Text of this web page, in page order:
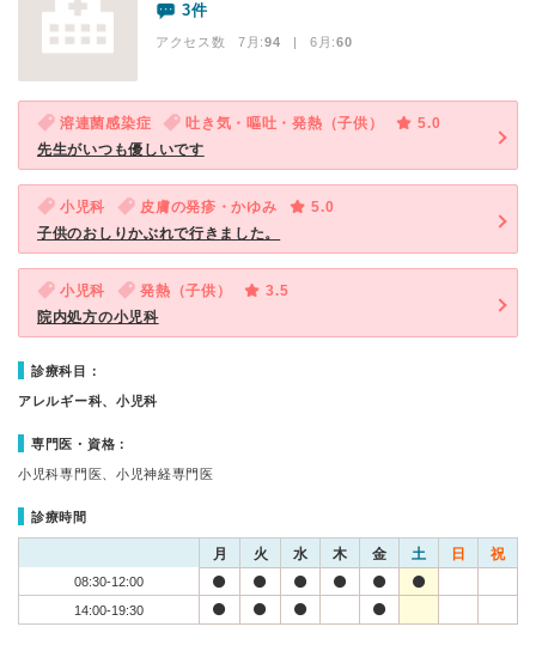
3件
アクセス数 7月:94 | 6月:60
溶連菌感染症 吐き気・嘔吐・発熱（子供）
5.0
先生がいつも優しいです
小児科 皮膚の発疹・かゆみ
5.0
子供のおしりかぶれで行きました。
小児科 発熱（子供）
3.5
院内処方の小児科
診療科目：
アレルギー科、小児科
専門医・資格：
小児科専門医、小児神経専門医
診療時間
月 火 水 木 金 土 日 祝
08:30-12:00
14:00-19:30